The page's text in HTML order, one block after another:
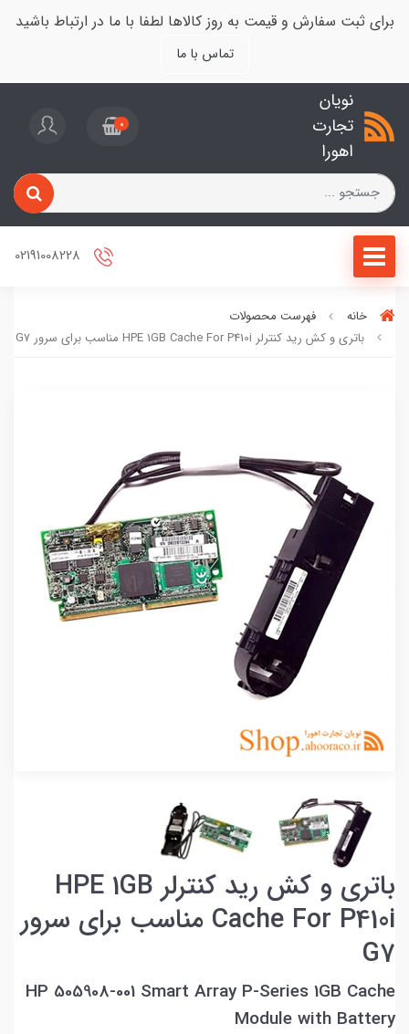
برای ثبت سفارش و قیمت به روز کالاها لطفا با ما در ارتباط باشید
تماس با ما
نویان
تجارت
اهورا
0
خانه
فهرست محصولات
باتری و کش رید کنترلر HPE 1GB Cache For P410i مناسب برای سرور G7
باتری و کش رید کنترلر HPE 1GB
Cache For P410i مناسب برای سرور
G7
HP 505908-001 Smart Array P-Series 1GB Cache
Module with Battery